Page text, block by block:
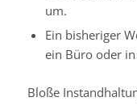
um.
Ein bisheriger
ein Büro oder
Bloße